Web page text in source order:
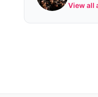
View all